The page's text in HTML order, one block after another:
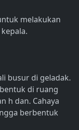
melakukan
busur di geladak.
di ruang
h dan. Cahaya
berbentuk